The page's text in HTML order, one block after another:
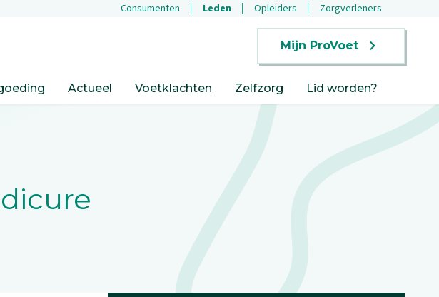
Consumenten Leden Opleiders Zorgverleners
Mijn ProVoet
Actueel Voetklachten Zelfzorg Lid worden?